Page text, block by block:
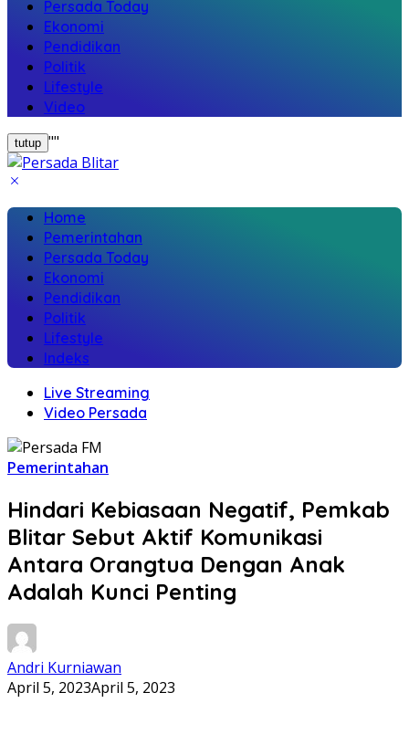
Persada Today
Ekonomi
Pendidikan
Politik
Lifestyle
Video
tutup ""
Home
Pemerintahan
Persada Today
Ekonomi
Pendidikan
Politik
Lifestyle
Indeks
Live Streaming
Video Persada
Pemerintahan
Hindari Kebiasaan Negatif, Pemkab
Blitar Sebut Aktif Komunikasi
Antara Orangtua Dengan Anak
Adalah Kunci Penting
Andri Kurniawan
April 5, 2023April 5, 2023